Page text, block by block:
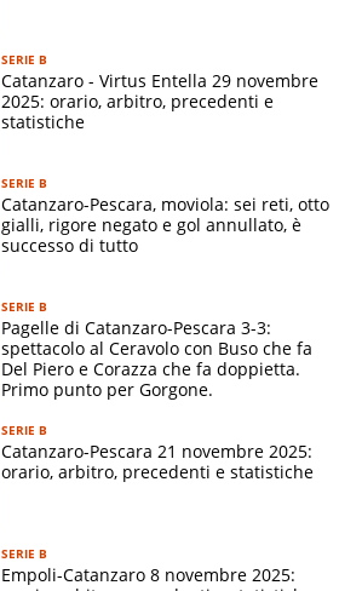
SERIE B
Catanzaro - Virtus Entella 29 novembre
2025: orario, arbitro, precedenti e
statistiche
SERIE B
Catanzaro-Pescara, moviola: sei reti, otto
gialli, rigore negato e gol annullato, è
successo di tutto
SERIE B
Pagelle di Catanzaro-Pescara 3-3:
spettacolo al Ceravolo con Buso che fa
Del Piero e Corazza che fa doppietta.
Primo punto per Gorgone.
SERIE B
Catanzaro-Pescara 21 novembre 2025:
orario, arbitro, precedenti e statistiche
SERIE B
Empoli-Catanzaro 8 novembre 2025: